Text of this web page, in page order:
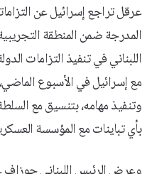
عرقل تراجع إسرائيل عن
المدرجة ضمن المنطقة
اللبناني في تنفيذ التزامات
مع إسرائيل في الأسبوع
وتنفيذ مهامه، بتنسيق مع
بأي تباينات مع المؤسسة